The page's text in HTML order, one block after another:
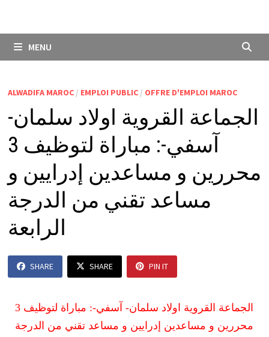
MENU
ALWADIFA MAROC/ EMPLOI PUBLIC/ OFFRE D'EMPLOI MAROC
الجماعة القروية اولاد سلمان-
آسفي-: مباراة لتوظيف 3
محررين و مساعدين إدرايين و
مساعد تقني من الدرجة
الرابعة
SHARE SHARE PIN IT
الجماعة القروية اولاد سلمان- آسفي-: مباراة لتوظيف 3
محررين و مساعدين إدرايين و مساعد تقني من الدرجة